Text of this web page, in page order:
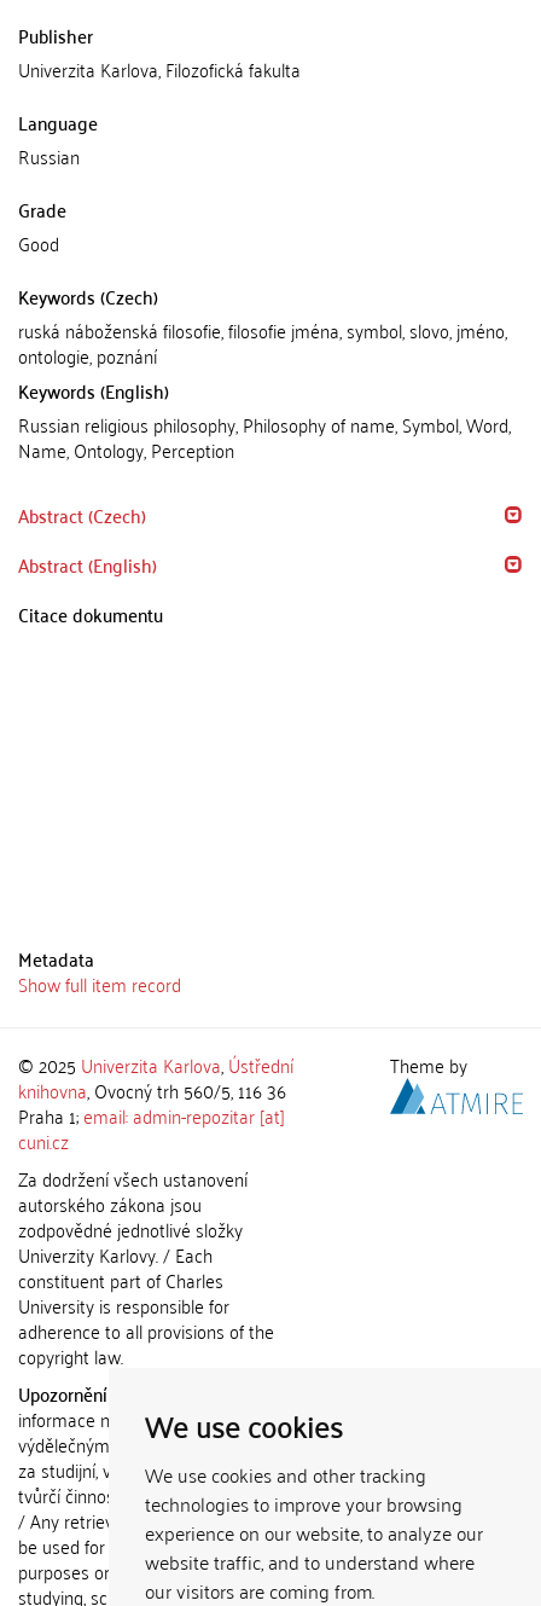
We use cookies
We use cookies and other tracking
technologies to improve your browsing
experience on our website, to analyze our
website traffic, and to understand where
our visitors are coming from.
Publisher
Univerzita Karlova, Filozofická fakulta
Language
Russian
Grade
Good
Keywords (Czech)
ruská náboženská filosofie, filosofie jména, symbol, slovo, jméno,
ontologie, poznání
Keywords (English)
Russian religious philosophy, Philosophy of name, Symbol, Word,
Name, Ontology, Perception
Abstract (Czech)
Abstract (English)
Citace dokumentu
Metadata
Show full item record
© 2025 Univerzita Karlova,Ústřední
knihovna, Ovocný trh 560/5, 116 36
Praha 1;email: admin-repozitar [at]
cuni.cz
Za dodržení všech ustanovení
autorského zákona jsou
zodpovědné jednotlivé složky
Univerzity Karlovy. / Each
constituent part of Charles
University is responsible for
adherence to all provisions of the
copyright law.
Upozornění / Notice:
informace nemohou být použity k
výdělečným účelům nebo vydávány
za studijní, vědeckou nebo jinou
tvůrčí činnost jiné osoby než autora.
/ Any retrieved information shall not
be used for any commercial
purposes or claimed as results of
studying, scientific or any other
Theme by